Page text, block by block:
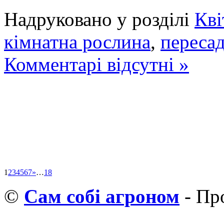
Надруковано у розділі
кімнатна рослина,
Комментарі відсутні »
1 234567»…18
© Cам собі агроном -